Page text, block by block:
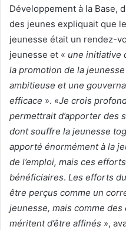
Développement à la Base,
des jeunes expliquait que
jeunesse était un rendez-
jeunesse et « une initiative
la promotion de la
ambitieuse et une
efficace ». «Je crois
permettrait d’apporter des
dont souffre la jeunesse
apporté énormément à la
de l’emploi, mais ces
bénéficiaires. Les efforts
être perçus comme un
jeunesse, mais comme
méritent d’être affinés »,